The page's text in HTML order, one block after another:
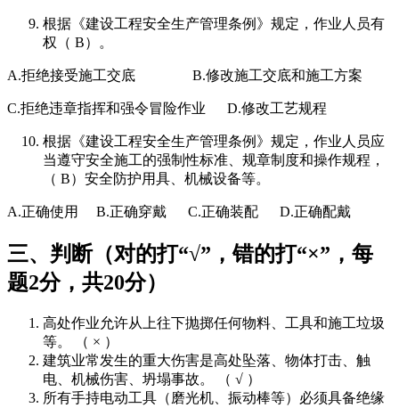
根据《建设工程安全生产管理条例》规定，作业人员有
权（ B）。
A.拒绝接受施工交底 B.修改施工交底和施工方案
C.拒绝违章指挥和强令冒险作业 D.修改工艺规程
根据《建设工程安全生产管理条例》规定，作业人员应
当遵守安全施工的强制性标准、规章制度和操作规程，
（ B）安全防护用具、机械设备等。
A.正确使用 B.正确穿戴 C.正确装配 D.正确配戴
三、判断（对的打“√”，错的打“×”，每
题2分，共20分）
高处作业允许从上往下抛掷任何物料、工具和施工垃圾
等。 （ × ）
建筑业常发生的重大伤害是高处坠落、物体打击、触
电、机械伤害、坍塌事故。 （ √ ）
所有手持电动工具（磨光机、振动棒等）必须具备绝缘